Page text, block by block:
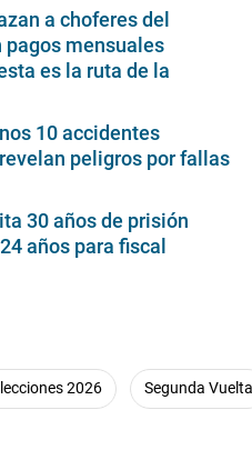
a choferes del
mensuales
es la ruta de la
10 accidentes
peligros por fallas
30 años de prisión
años para fiscal
2026 Segunda Vuelta